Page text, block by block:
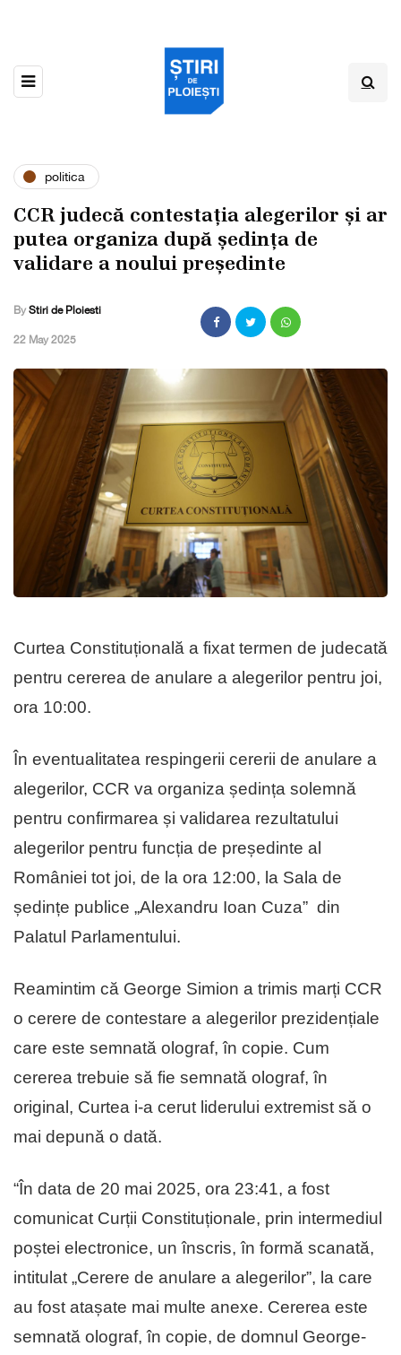
politica
CCR judecă contestația alegerilor și ar
putea organiza după ședința de
validare a noului președinte
By Stiri de Ploiesti
,22 May 2025
Curtea Constituțională a fixat termen de judecată
pentru cererea de anulare a alegerilor pentru joi,
ora 10:00.
În eventualitatea respingerii cererii de anulare a
alegerilor, CCR va organiza ședința solemnă
pentru confirmarea și validarea rezultatului
alegerilor pentru funcția de președinte al
României tot joi, de la ora 12:00, la Sala de
ședințe publice „Alexandru Ioan Cuza” din
Palatul Parlamentului.
Reamintim că George Simion a trimis marți CCR
o cerere de contestare a alegerilor prezidențiale
care este semnată olograf, în copie. Cum
cererea trebuie să fie semnată olograf, în
original, Curtea i-a cerut liderului extremist să o
mai depună o dată.
“În data de 20 mai 2025, ora 23:41, a fost
comunicat Curții Constituționale, prin intermediul
poștei electronice, un înscris, în formă scanată,
intitulat „Cerere de anulare a alegerilor”, la care
au fost atașate mai multe anexe. Cererea este
semnată olograf, în copie, de domnul George-